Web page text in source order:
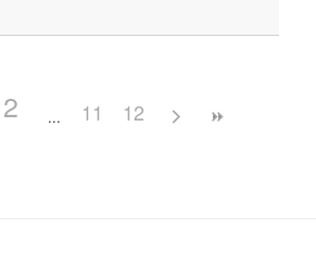
2 11 12